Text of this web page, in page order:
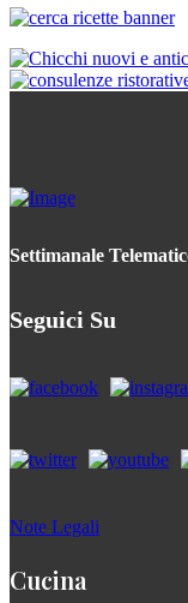
Settimanale
Seguici Su
Note Legali
Cucina